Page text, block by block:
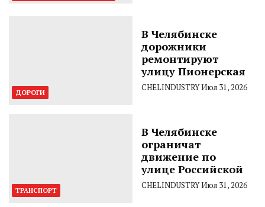
ДОРОГИ
В Челябинске
дорожники
ремонтируют
улицу Пионерская
CHELINDUSTRYИюл 31, 2026
ТРАНСПОРТ
В Челябинске
ограничат
движение по
улице Российской
CHELINDUSTRYИюл 31, 2026